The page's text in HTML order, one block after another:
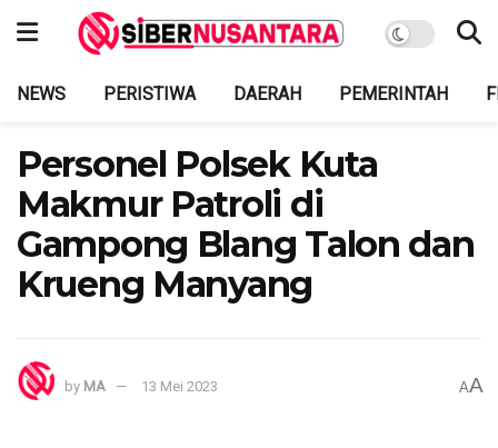
NEWS PERISTIWA DAERAH PEMERINTAH
Personel Polsek Kuta
Makmur Patroli di
Gampong Blang Talon dan
Krueng Manyang
by MA 13 Mei 2023 AA